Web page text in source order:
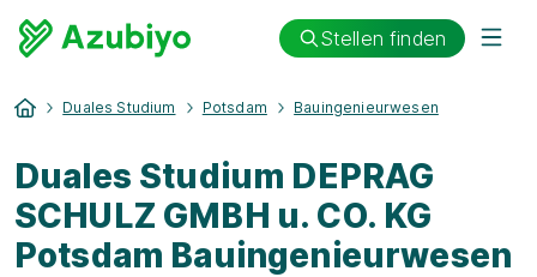
Stellen finden
Duales Studium Potsdam Bauingenieurwesen
Duales Studium DEPRAG
SCHULZ GMBH u. CO. KG
Potsdam Bauingenieurwesen